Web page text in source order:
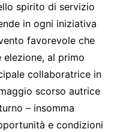
spirito di servizio
in ogni iniziativa
favorevole che
al primo
collaboratrice in
scorso autrice
– insomma
e condizioni